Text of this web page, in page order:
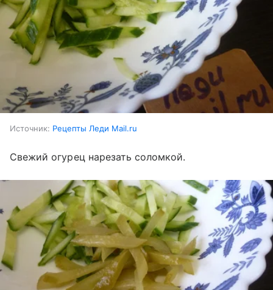
Источник: Рецепты Леди Mail.ru
Свежий огурец нарезать соломкой.